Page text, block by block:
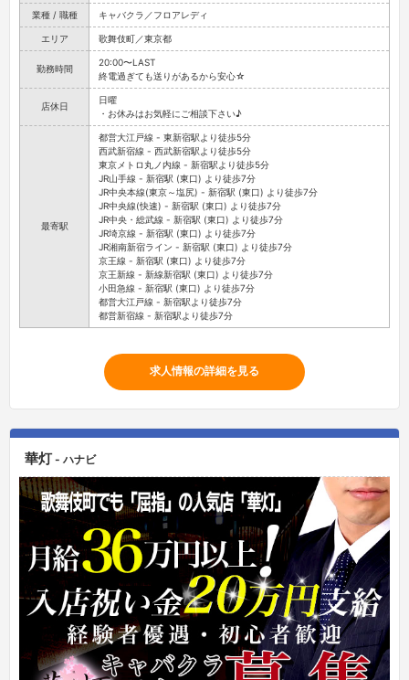
業種 / 職種 キャバクラ／フロアレディ
エリア 歌舞伎町／東京都
勤務時間
20:00〜LAST
終電過ぎても送りがあるから安心☆
店休日
日曜
・お休みはお気軽にご相談下さい♪
最寄駅
都営大江戸線 - 東新宿駅より徒歩5分
西武新宿線 - 西武新宿駅より徒歩5分
東京メトロ丸ノ内線 - 新宿駅より徒歩5分
JR山手線 - 新宿駅 (東口) より徒歩7分
JR中央本線(東京～塩尻) - 新宿駅 (東口) より徒歩7分
JR中央線(快速) - 新宿駅 (東口) より徒歩7分
JR中央・総武線 - 新宿駅 (東口) より徒歩7分
JR埼京線 - 新宿駅 (東口) より徒歩7分
JR湘南新宿ライン - 新宿駅 (東口) より徒歩7分
京王線 - 新宿駅 (東口) より徒歩7分
京王新線 - 新線新宿駅 (東口) より徒歩7分
小田急線 - 新宿駅 (東口) より徒歩7分
都営大江戸線 - 新宿駅より徒歩7分
都営新宿線 - 新宿駅より徒歩7分
求人情報の詳細を見る
華灯 - ハナビ